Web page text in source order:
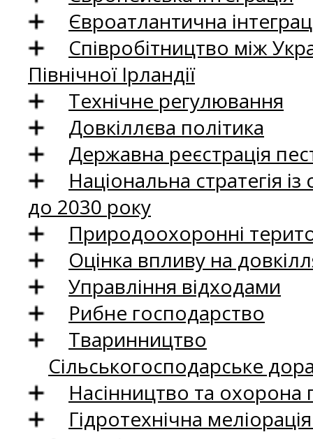
Євроатлантична
Співробітництво між
Північної Ірландії
Технічне регулювання
Довкіллєва політика
Державна реєстрація
Національна стратегія
до 2030 року
Природоохоронні
Оцінка впливу на
Управління відходами
Рибне господарство
Тваринництво
Сільськогосподарське
Насінництво та
Гідротехнічна